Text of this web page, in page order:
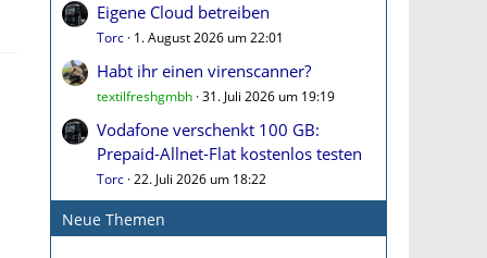
Eigene Cloud betreiben
Torc 1. August 2026 um 22:01
Habt ihr einen virenscanner?
textilfreshgmbh 31. Juli 2026 um 19:19
Vodafone verschenkt 100 GB:
Prepaid-Allnet-Flat kostenlos testen
Torc 22. Juli 2026 um 18:22
Neue Themen